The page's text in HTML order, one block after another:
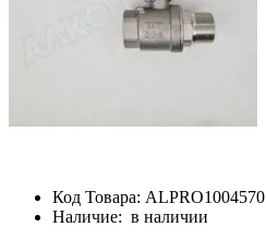
Код Товара: ALPRO1004570
Наличие: в наличии